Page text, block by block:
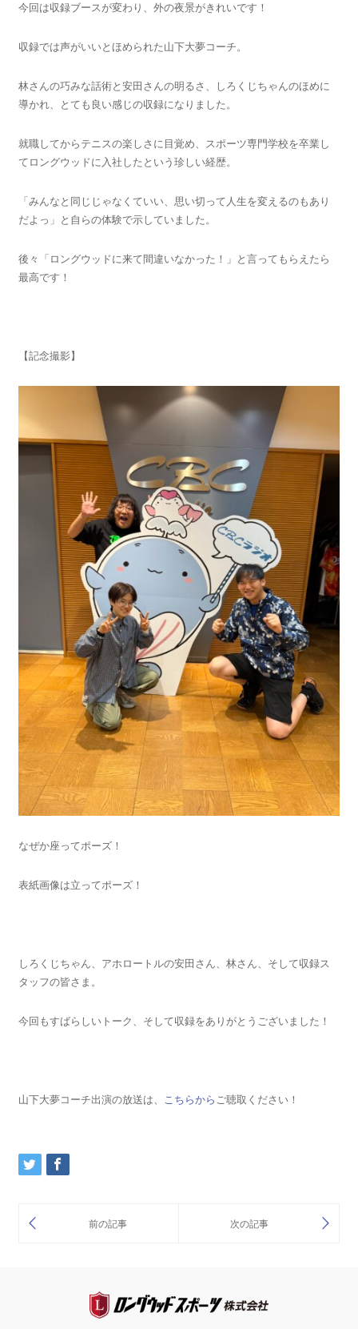
今回は収録ブースが変わり、外の夜景がきれいです！
収録では声がいいとほめられた山下大夢コーチ。
林さんの巧みな話術と安田さんの明るさ、しろくじちゃんのほめに
導かれ、とても良い感じの収録になりました。
就職してからテニスの楽しさに目覚め、スポーツ専門学校を卒業し
てロングウッドに入社したという珍しい経歴。
「みんなと同じじゃなくていい、思い切って人生を変えるのもあり
だよっ」と自らの体験で示していました。
後々「ロングウッドに来て間違いなかった！」と言ってもらえたら
最高です！
【記念撮影】
なぜか座ってポーズ！
表紙画像は立ってポーズ！
しろくじちゃん、アホロートルの安田さん、林さん、そして収録ス
タッフの皆さま。
今回もすばらしいトーク、そして収録をありがとうございました！
山下大夢コーチ出演の放送は、 こちらから ご聴取ください！